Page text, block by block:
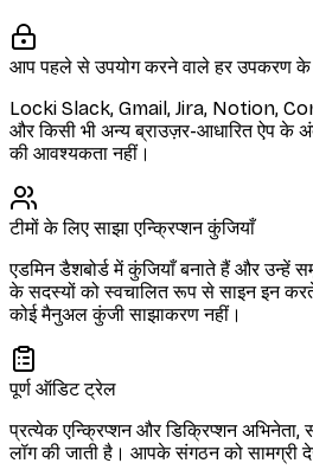
आप पहले से उपयोग करने वाले हर उपकरण के
Locki Slack, Gmail, Jira, Notion,
और किसी भी अन्य ब्राउज़र-आधारित ऐप के
की आवश्यकता नहीं।
टीमों के लिए साझा एन्क्रिप्शन कुंजियाँ
एडमिन डैशबोर्ड में कुंजियाँ बनाते हैं और उन्हें
के सदस्यों को स्वचालित रूप से साइन इन
कोई मैनुअल कुंजी साझाकरण नहीं।
पूर्ण ऑडिट ट्रेल
प्रत्येक एन्क्रिप्शन और डिक्रिप्शन
लॉग की जाती है। आपके संगठन को सामग्री